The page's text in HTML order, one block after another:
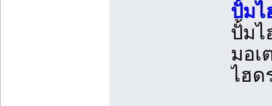
ปั้มไ
ปั้มไ
มอเ
ไฮด